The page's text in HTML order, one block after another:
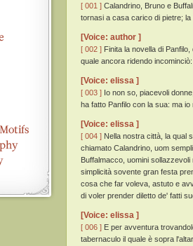
[ 001 ] Calandrino, Bruno e
tornasi a casa carico di pietre;
[Voice: author ]
[ 002 ] Finita la novella di
quale ancora ridendo incominciò:
[Voice: elissa ]
[ 003 ] Io non so, piacevoli
ha fatto Panfilo con la sua: ma io
[Voice: elissa ]
[ 004 ] Nella nostra città, la qual
chiamato Calandrino, uom
Buffalmacco, uomini
simplicità sovente gran festa
cosa che far voleva, astuto e
di voler prender diletto de' fatti
[Voice: elissa ]
[ 006 ] E per avventura
tabernaculo il quale è sopra